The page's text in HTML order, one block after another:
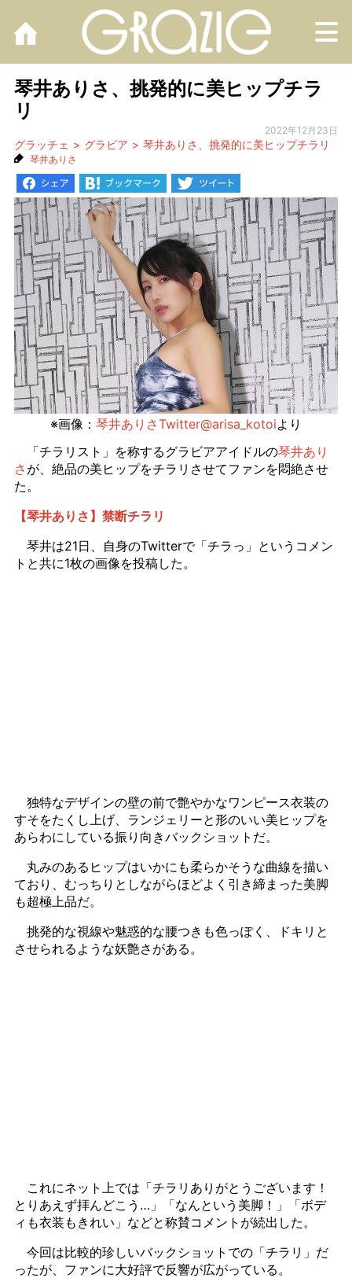
琴井ありさ、挑発的に美ヒップチラ
リ
2022年12月23日
グラッチェ グラビア 琴井ありさ、挑発的に美ヒップチラリ
琴井ありさ
※画像： 琴井ありさTwitter@arisa_kotoiより
「チラリスト」を称するグラビアアイドルの琴井あり
さ が、絶品の美ヒップをチラリさせてファンを悶絶させ
た。
【琴井ありさ】禁断チラリ
琴井は21日、自身のTwitterで「チラっ」というコメン
トと共に1枚の画像を投稿した。
独特なデザインの壁の前で艶やかなワンピース衣装の
すそをたくし上げ、ランジェリーと形のいい美ヒップを
あらわにしている振り向きバックショットだ。
丸みのあるヒップはいかにも柔らかそうな曲線を描い
ており、むっちりとしながらほどよく引き締まった美脚
も超極上品だ。
挑発的な視線や魅惑的な腰つきも色っぽく、ドキリと
させられるような妖艶さがある。
これにネット上では「チラリありがとうございます！
とりあえず拝んどこう…」「なんという美脚！」「ボデ
ィも衣装もきれい」などと称賛コメントが続出した。
今回は比較的珍しいバックショットでの「チラリ」だ
ったが、ファンに大好評で反響が広がっている。